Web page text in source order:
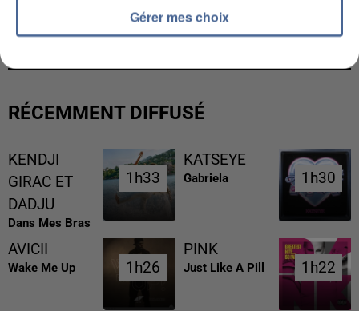
L’UN DES FONDATEURS SUPPOSÉS DE LA DZ
MAFIA INTERPELLÉ EN ALGÉRIE
RÉCEMMENT DIFFUSÉ
KENDJI
GIRAC ET
DADJU
Dans Mes Bras
1h33
1h33
KATSEYE
Gabriela 1h30
1h30
AVICII
Wake Me Up 1h26
1h26
PINK
Just Like A Pill 1h22
1h22
Gérer mes choix